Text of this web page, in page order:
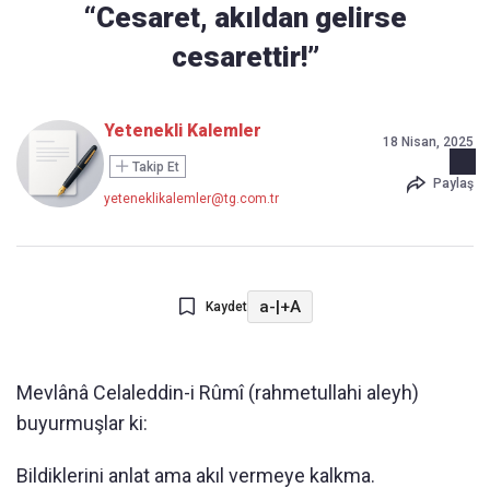
“Cesaret, akıldan gelirse
cesarettir!”
Yetenekli Kalemler
Takip Et
yeteneklikalemler@tg.com.tr
18 Nisan, 2025
Paylaş
Kaydet a-|+A
Mevlânâ Celaleddin-i Rûmî (rahmetullahi aleyh)
buyurmuşlar ki:
Bildiklerini anlat ama akıl vermeye kalkma.